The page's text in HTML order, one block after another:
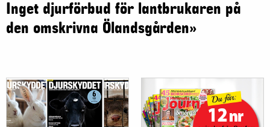
Inget djurförbud för lantbrukaren på
den omskrivna Ölandsgården»